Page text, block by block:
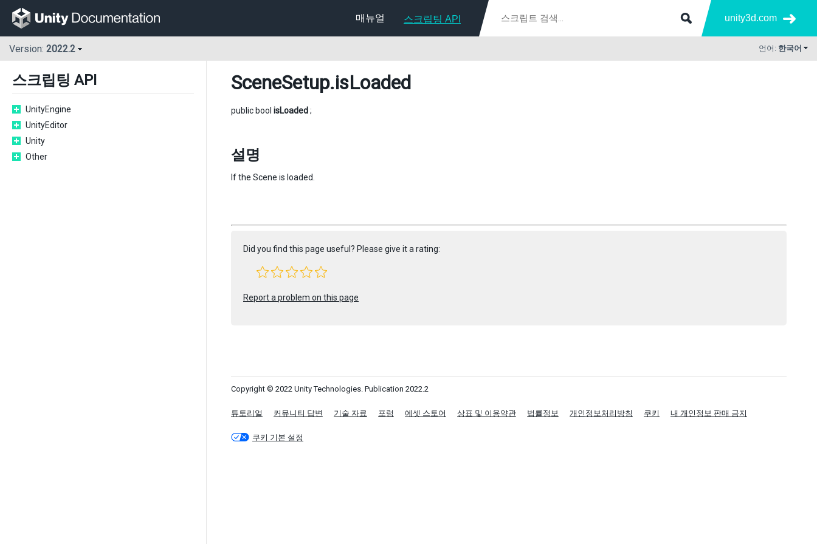
매뉴얼 스크립팅 API unity3d.com
Version: 2022.2 언어: 한국어
스크립팅 API
UnityEngine
UnityEditor
Unity
Other
SceneSetup.isLoaded
public bool isLoaded;
설명
If the Scene is loaded.
Did you find this page useful? Please give it a rating:
Report a problem on this page
Copyright © 2022 Unity Technologies. Publication 2022.2
튜토리얼 커뮤니티 답변 기술 자료 포럼 에셋 스토어 상표 및 이용약관 법률정보 개인정보처리방침 쿠키 내 개인정보 판매 금지
쿠키 기본 설정